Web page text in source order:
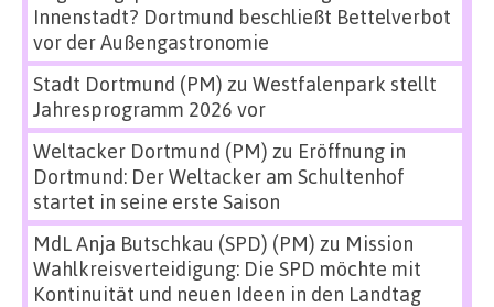
Innenstadt? Dortmund beschließt Bettelverbot
vor der Außengastronomie
Stadt Dortmund (PM) zu Westfalenpark stellt
Jahresprogramm 2026 vor
Weltacker Dortmund (PM) zu Eröffnung in
Dortmund: Der Weltacker am Schultenhof
startet in seine erste Saison
MdL Anja Butschkau (SPD) (PM) zu Mission
Wahlkreisverteidigung: Die SPD möchte mit
Kontinuität und neuen Ideen in den Landtag